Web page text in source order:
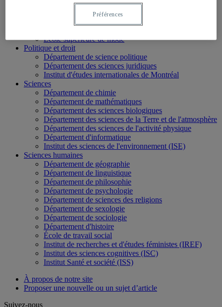
Département d’analytique, opérations et technologies
de l’information
École supérieure de mode
Politique et droit
Département de science politique
Département des sciences juridiques
Institut d'études internationales de Montréal
Sciences
Département de chimie
Département de mathématiques
Département des sciences biologiques
Département des sciences de la Terre et de l'atmosphère
Département des sciences de l'activité physique
Département d'informatique
Institut des sciences de l'environnement (ISE)
Sciences humaines
Département de géographie
Département de linguistique
Département de philosophie
Département de psychologie
Département de sciences des religions
Département de sexologie
Département de sociologie
Département d'histoire
École de travail social
Institut de recherches et d'études féministes (IREF)
Institut des sciences cognitives (ISC)
Institut Santé et société (ISS)
À propos de notre site
Proposer une nouvelle ou un sujet d’article
Suivez-nous
Préférences